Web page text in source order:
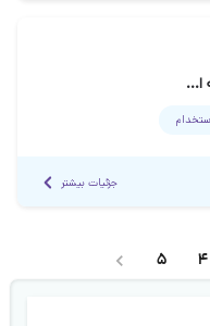
کارآموزی ادمین اینستاگرام (حرفه ای و مبتدی با آموزش)
جزئیات بیشتر
4
5